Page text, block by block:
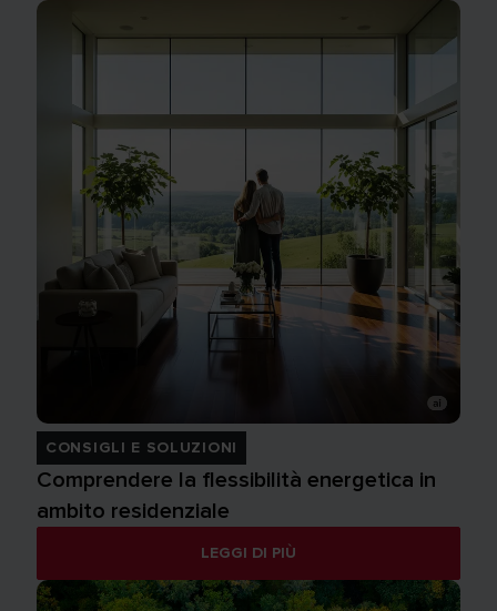
CONSIGLI E SOLUZIONI
Comprendere la flessibilità energetica in
ambito residenziale
LEGGI DI PIÙ